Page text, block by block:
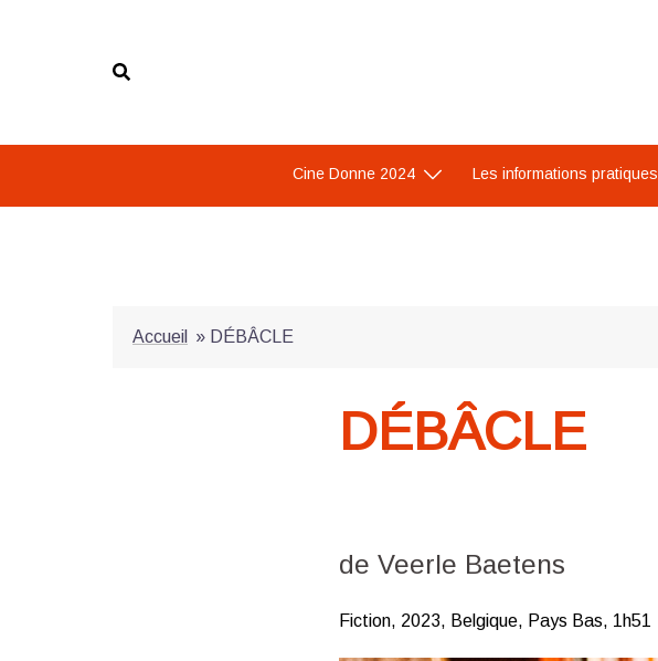
Cine Donne 2024 Les informations pratiques
Accueil » DÉBÂCLE
DÉBÂCLE
de Veerle Baetens
Fiction, 2023, Belgique, Pays Bas, 1h51